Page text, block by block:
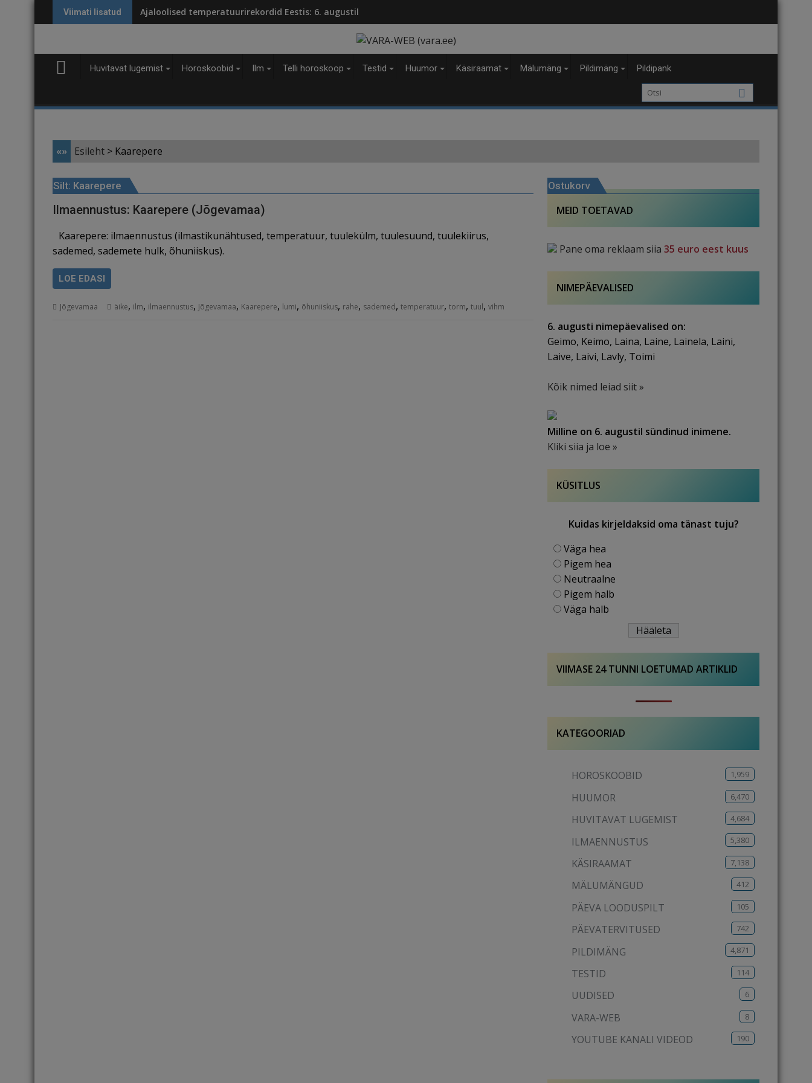
to
Viimati lisatud Ajaloolised temperatuurirekordid Eestis: 6. augustil
Huvitavat lugemist Horoskoobid Ilm Telli horoskoop Testid Huumor Käsiraamat Mälumäng Pildimäng Pildipank
«» Esileht > Kaarepere
Silt: Kaarepere
Ilmaennustus: Kaarepere (Jõgevamaa)
Kaarepere: ilmaennustus (ilmastikunähtused, temperatuur, tuulekülm, tuulesuund, tuulekiirus,
sademed, sademete hulk, õhuniiskus).
LOE EDASI
Jõgevamaa äike, ilm, ilmaennustus, Jõgevamaa, Kaarepere, lumi, õhuniiskus, rahe, sademed, temperatuur, torm, tuul, vihm
Ostukorv
MEID TOETAVAD
Pane oma reklaam siia 35 euro eest kuus
NIMEPÄEVALISED
6. augusti nimepäevalised on:
Geimo, Keimo, Laina, Laine, Lainela, Laini,
Laive, Laivi, Lavly, Toimi
Kõik nimed leiad siit »
Milline on 6. augustil sündinud inimene.
Kliki siia ja loe »
KÜSITLUS
Kuidas kirjeldaksid oma tänast tuju?
Väga hea
Pigem hea
Neutraalne
Pigem halb
Väga halb
VIIMASE 24 TUNNI LOETUMAD ARTIKLID
KATEGOORIAD
HOROSKOOBID 1,959
HUUMOR 6,470
HUVITAVAT LUGEMIST 4,684
ILMAENNUSTUS 5,380
KÄSIRAAMAT 7,138
MÄLUMÄNGUD 412
PÄEVA LOODUSPILT 105
PÄEVATERVITUSED 742
PILDIMÄNG 4,871
TESTID 114
UUDISED 6
VARA-WEB 8
YOUTUBE KANALI VIDEOD 190